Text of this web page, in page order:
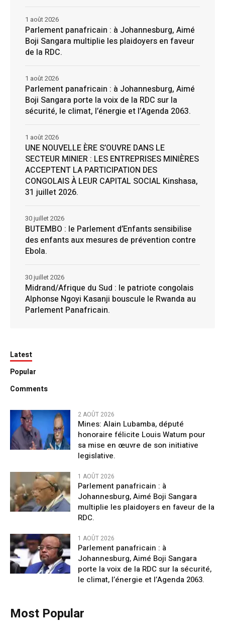
Parlement panafricain : à Johannesburg, Aimé
Boji Sangara multiplie les plaidoyers en faveur
de la RDC.
1 août 2026
Parlement panafricain : à Johannesburg, Aimé
Boji Sangara porte la voix de la RDC sur la
sécurité, le climat, l’énergie et l’Agenda 2063.
1 août 2026
UNE NOUVELLE ÈRE S’OUVRE DANS LE
SECTEUR MINIER : LES ENTREPRISES MINIÈRES
ACCEPTENT LA PARTICIPATION DES
CONGOLAIS À LEUR CAPITAL SOCIAL Kinshasa,
31 juillet 2026.
1 août 2026
BUTEMBO : le Parlement d’Enfants sensibilise
des enfants aux mesures de prévention contre
Ebola.
30 juillet 2026
Midrand/Afrique du Sud : le patriote congolais
Alphonse Ngoyi Kasanji bouscule le Rwanda au
Parlement Panafricain.
30 juillet 2026
Latest
Popular
Comments
2 AOÛT 2026
Mines: Alain Lubamba, député
honoraire félicite Louis Watum pour
sa mise en œuvre de son initiative
legislative.
1 AOÛT 2026
Parlement panafricain : à
Johannesburg, Aimé Boji Sangara
multiplie les plaidoyers en faveur de la
RDC.
1 AOÛT 2026
Parlement panafricain : à
Johannesburg, Aimé Boji Sangara
porte la voix de la RDC sur la sécurité,
le climat, l’énergie et l’Agenda 2063.
Most Popular